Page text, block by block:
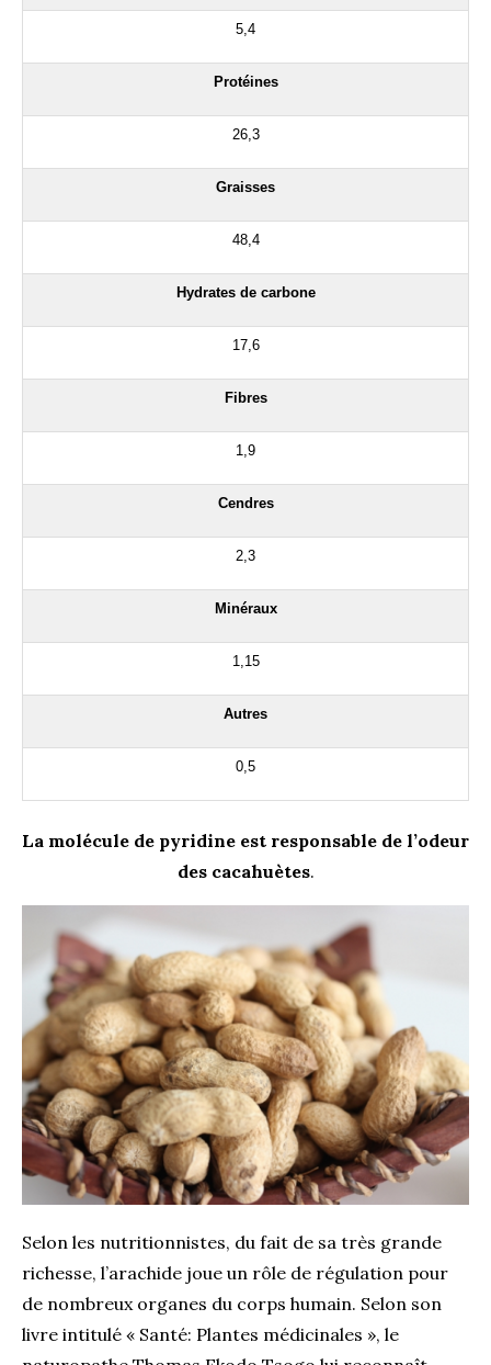
5,4
Protéines
26,3
Graisses
48,4
Hydrates de carbone
17,6
Fibres
1,9
Cendres
2,3
Minéraux
1,15
Autres
0,5
La molécule de pyridine est responsable de l’odeur
des cacahuètes.
Selon les nutritionnistes, du fait de sa très grande
richesse, l’arachide joue un rôle de régulation pour
de nombreux organes du corps humain. Selon son
livre intitulé « Santé: Plantes médicinales », le